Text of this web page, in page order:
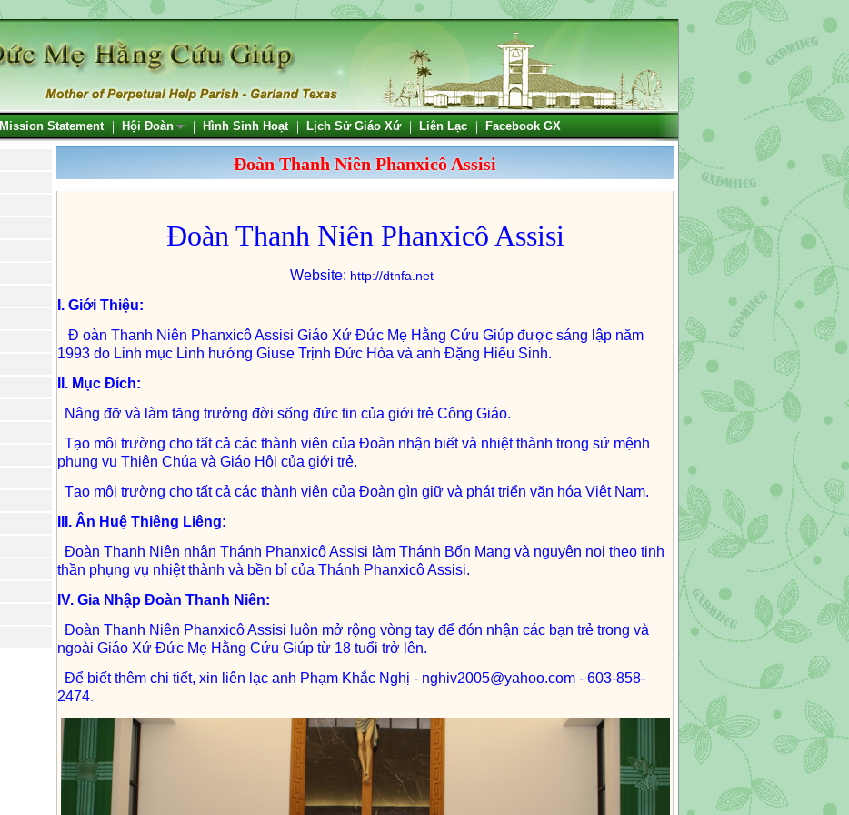
Mission Statement Hội Đoàn Hình Sinh Hoạt Lịch Sử Giáo Xứ Liên Lạc Facebook GX
Đoàn Thanh Niên Phanxicô Assisi
Đoàn Thanh Niên Phanxicô Assisi
Website: http://dtnfa.net
I. Giới Thiệu:
Đ oàn Thanh Niên Phanxicô Assisi Giáo Xứ Đức Mẹ Hằng Cứu Giúp được sáng lập năm
1993 do Linh mục Linh hướng Giuse Trịnh Đức Hòa và anh Đặng Hiếu Sinh.
II. Mục Đích:
Nâng đỡ và làm tăng trưởng đời sống đức tin của giới trẻ Công Giáo.
Tạo môi trường cho tất cả các thành viên của Đoàn nhận biết và nhiệt thành trong sứ mệnh
phụng vụ Thiên Chúa và Giáo Hội của giới trẻ.
Tạo môi trường cho tất cả các thành viên của Đoàn gìn giữ và phát triển văn hóa Việt Nam.
III. Ân Huệ Thiêng Liêng:
Đoàn Thanh Niên nhận Thánh Phanxicô Assisi làm Thánh Bổn Mạng và nguyện noi theo tinh
thần phụng vụ nhiệt thành và bền bỉ của Thánh Phanxicô Assisi.
IV. Gia Nhập Đoàn Thanh Niên:
Đoàn Thanh Niên Phanxicô Assisi luôn mở rộng vòng tay để đón nhận các bạn trẻ trong và
ngoài Giáo Xứ Đức Mẹ Hằng Cứu Giúp từ 18 tuổi trở lên.
Để biết thêm chi tiết, xin liên lạc anh Phạm Khắc Nghị - nghiv2005@yahoo.com - 603-858-
2474